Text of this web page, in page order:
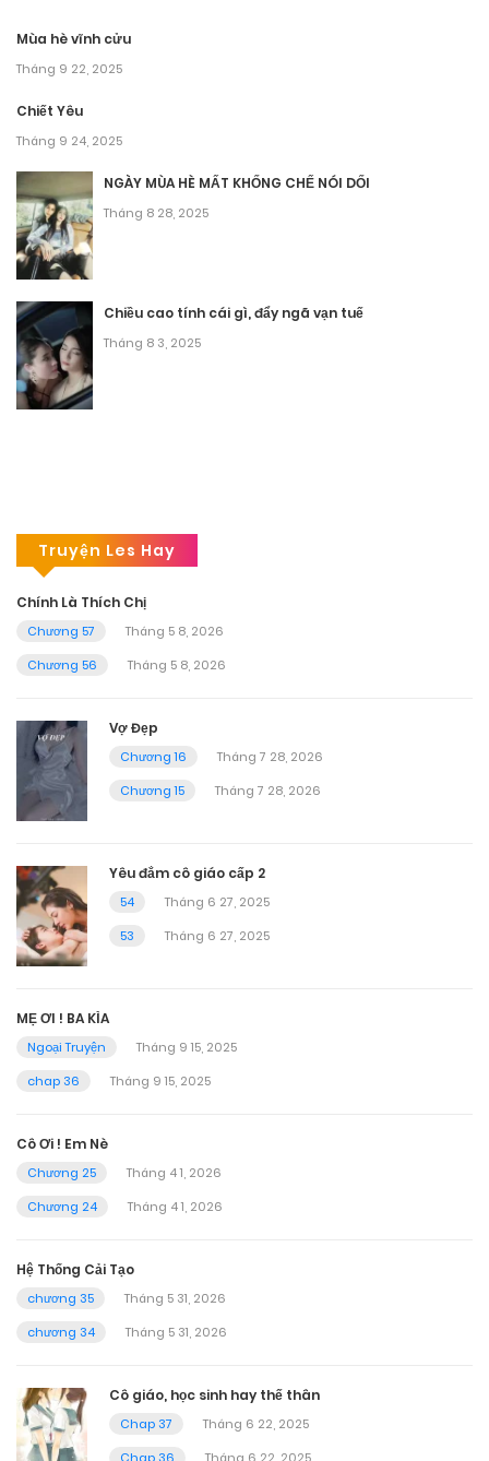
Mùa hè vĩnh cửu
Tháng 9 22, 2025
Chiết Yêu
Tháng 9 24, 2025
NGÀY MÙA HÈ MẤT KHỐNG CHẾ NÓI DỐI
Tháng 8 28, 2025
Chiều cao tính cái gì, đẩy ngã vạn tuế
Tháng 8 3, 2025
Truyện Les Hay
Chính Là Thích Chị
Chương 57
Tháng 5 8, 2026
Chương 56
Tháng 5 8, 2026
Vợ Đẹp
Chương 16
Tháng 7 28, 2026
Chương 15
Tháng 7 28, 2026
Yêu đắm cô giáo cấp 2
54
Tháng 6 27, 2025
53
Tháng 6 27, 2025
MẸ ƠI ! BA KÌA
Ngoại Truyện
Tháng 9 15, 2025
chap 36
Tháng 9 15, 2025
Cô Ơi ! Em Nè
Chương 25
Tháng 4 1, 2026
Chương 24
Tháng 4 1, 2026
Hệ Thống Cải Tạo
chương 35
Tháng 5 31, 2026
chương 34
Tháng 5 31, 2026
Cô giáo, học sinh hay thế thân
Chap 37
Tháng 6 22, 2025
Chap 36
Tháng 6 22, 2025